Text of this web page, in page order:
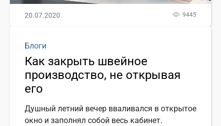
20.07.2020 9445
Блоги
Как закрыть швейное
производство, не открывая
его
Душный летний вечер вваливался в открытое
окно и заполнял собой весь кабинет.